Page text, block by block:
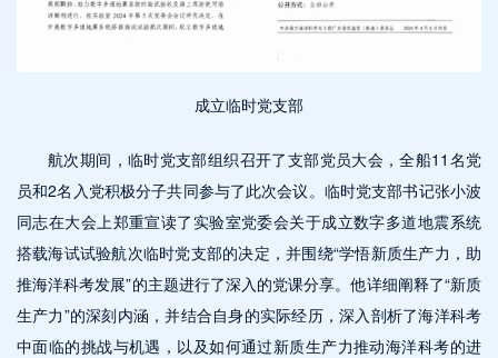
成立临时党支部
航次期间，临时党支部组织召开了支部党员大会，全船11名党
员和2名入党积极分子共同参与了此次会议。临时党支部书记张小波
同志在大会上郑重宣读了实验室党委会关于成立数字多道地震系统
搭载海试试验航次临时党支部的决定，并围绕“学悟新质生产力，助
推海洋科考发展”的主题进行了深入的党课分享。他详细阐释了“新质
生产力”的深刻内涵，并结合自身的实际经历，深入剖析了海洋科考
中面临的挑战与机遇，以及如何通过新质生产力推动海洋科考的进